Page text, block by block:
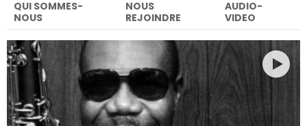
QUI SOMMES-
NOUS
NOUS
REJOINDRE
AUDIO-
VIDEO